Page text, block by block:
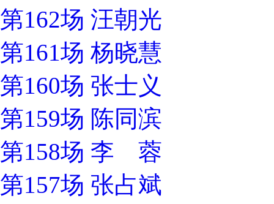
第162场 汪朝光
第161场 杨晓慧
第160场 张士义
第159场 陈同滨
第158场 李 蓉
第157场 张占斌